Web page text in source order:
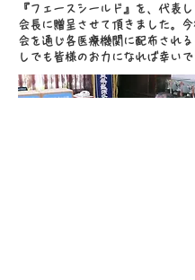
『フェースシールド』を、代表
会長に贈呈させて頂きました。
会を通じ各医療機関に配布され
しでも皆様のお力になれば幸いで